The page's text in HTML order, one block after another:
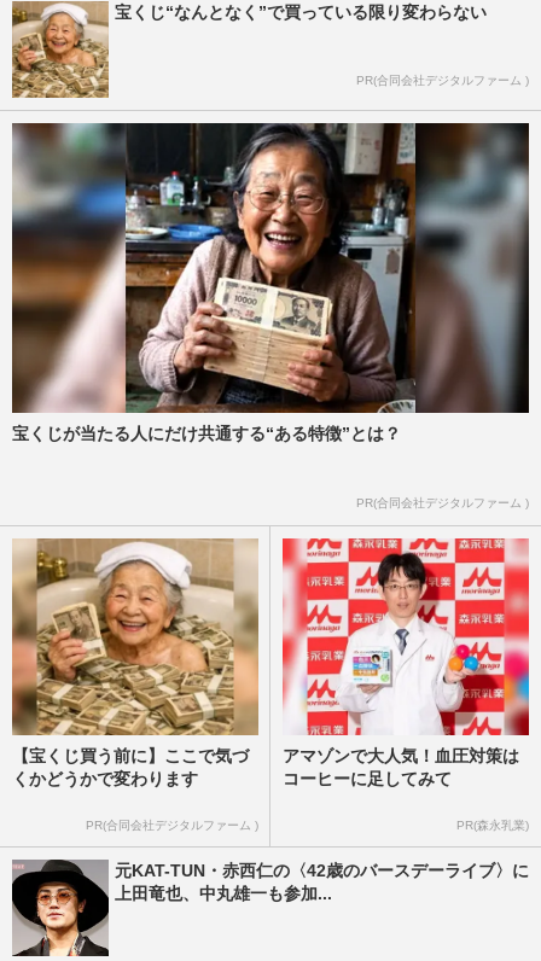
宝くじ“なんとなく”で買っている限り変わらない
PR(合同会社デジタルファーム )
宝くじが当たる人にだけ共通する“ある特徴”とは？
PR(合同会社デジタルファーム )
【宝くじ買う前に】ここで気づ
くかどうかで変わります
PR(合同会社デジタルファーム )
アマゾンで大人気！血圧対策は
コーヒーに足してみて
PR(森永乳業)
元KAT-TUN・赤西仁の〈42歳のバースデーライブ〉に
上田竜也、中丸雄一も参加...